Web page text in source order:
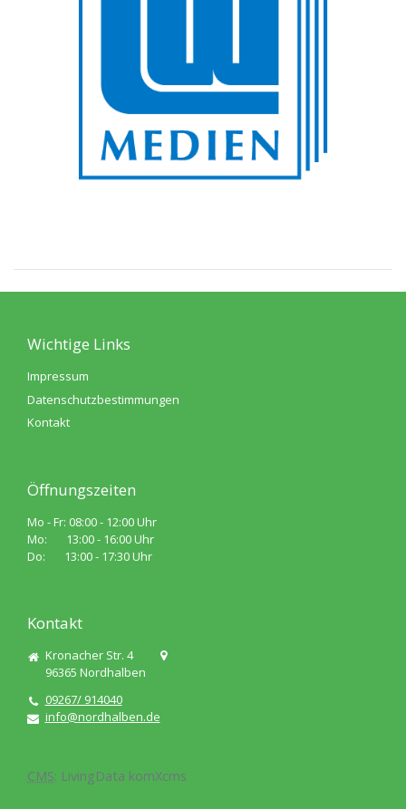
Wichtige Links
Impressum
Datenschutzbestimmungen
Kontakt
Öffnungszeiten
Mo - Fr: 08:00 - 12:00 Uhr
Mo: 13:00 - 16:00 Uhr
Do: 13:00 - 17:30 Uhr
Kontakt
Kronacher Str. 4
96365 Nordhalben
09267/ 914040
info@nordhalben.de
CMS: LivingData komXcms